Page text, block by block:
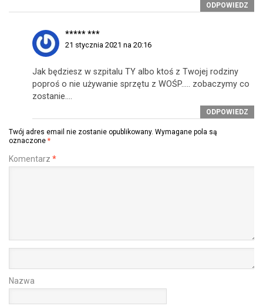
ODPOWIEDZ
***** ***
21 stycznia 2021 na 20:16
Jak będziesz w szpitalu TY albo ktoś z Twojej rodziny
poproś o nie używanie sprzętu z WOŚP….. zobaczymy co
zostanie….
ODPOWIEDZ
Twój adres email nie zostanie opublikowany. Wymagane pola są
oznaczone *
Komentarz *
Nazwa